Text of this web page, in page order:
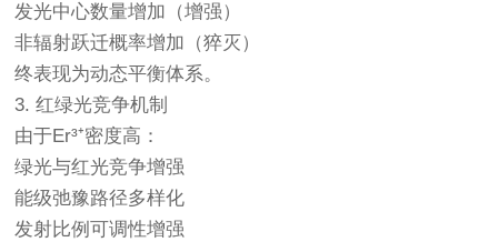
发光中心数量增加（增强）
非辐射跃迁概率增加（猝灭）
终表现为动态平衡体系。
3. 红绿光竞争机制
由于Er³⁺密度高：
绿光与红光竞争增强
能级弛豫路径多样化
发射比例可调性增强